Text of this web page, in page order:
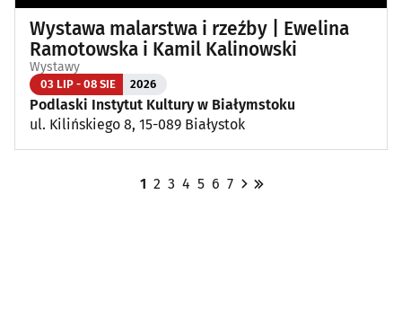
Wystawa malarstwa i rzeźby | Ewelina
Ramotowska i Kamil Kalinowski
Wystawy
03 LIP - 08 SIE 2026
Podlaski Instytut Kultury w Białymstoku
ul. Kilińskiego 8, 15-089 Białystok
1 2 3 4 5 6 7